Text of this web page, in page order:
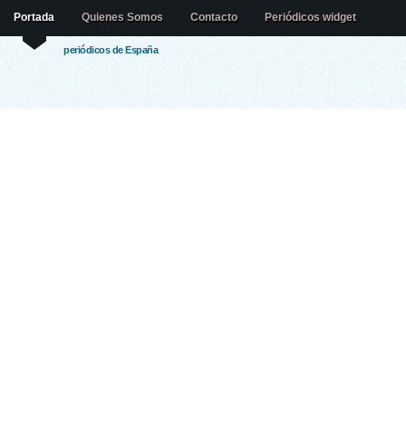
periódicos de España
Portada Quienes Somos Contacto Periódicos widget